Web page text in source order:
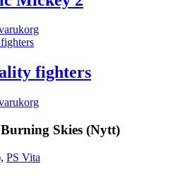
fighters
Skies (Nytt)
, PS Vita